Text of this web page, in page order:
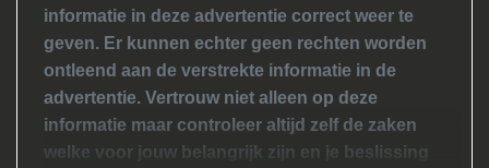
informatie in deze advertentie correct weer te
geven. Er kunnen echter geen rechten worden
ontleend aan de verstrekte informatie in de
advertentie. Vertrouw niet alleen op deze
informatie maar controleer altijd zelf de zaken
welke voor jouw belangrijk zijn en je beslissing